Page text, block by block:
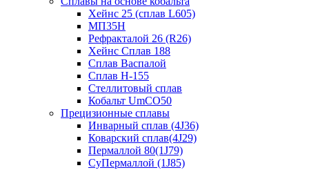
Хейнс 25 (сплав L605)
МП35Н
Рефракталой 26 (R26)
Хейнс Сплав 188
Сплав Васпалой
Сплав Н-155
Стеллитовый сплав
Кобальт UmCO50
Прецизионные сплавы
Инварный сплав (4J36)
Коварский сплав(4J29)
Пермаллой 80(1J79)
СуПермаллой (1J85)